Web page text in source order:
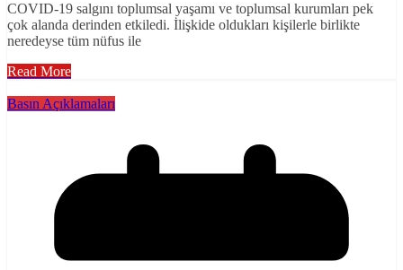
COVID-19 salgını toplumsal yaşamı ve toplumsal kurumları pek
çok alanda derinden etkiledi. İlişkide oldukları kişilerle birlikte
neredeyse tüm nüfus ile
Read More
Basın Açıklamaları